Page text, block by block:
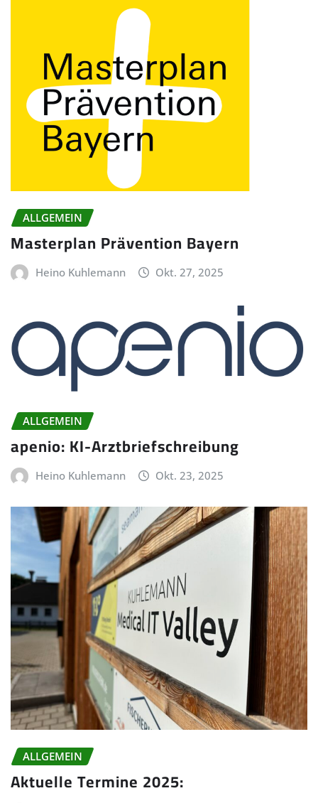
ALLGEMEIN
Masterplan Prävention Bayern
Heino Kuhlemann Okt. 27, 2025
ALLGEMEIN
apenio: KI-Arztbriefschreibung
Heino Kuhlemann Okt. 23, 2025
ALLGEMEIN
Aktuelle Termine 2025: